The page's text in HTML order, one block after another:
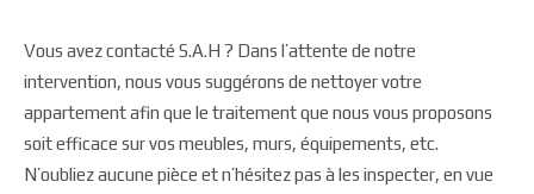
Vous avez contacté S.A.H ? Dans l’attente de notre
intervention, nous vous suggérons de nettoyer votre
appartement afin que le traitement que nous vous proposons
soit efficace sur vos meubles, murs, équipements, etc.
N’oubliez aucune pièce et n’hésitez pas à les inspecter, en vue